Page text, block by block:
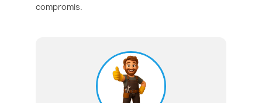
compromis.